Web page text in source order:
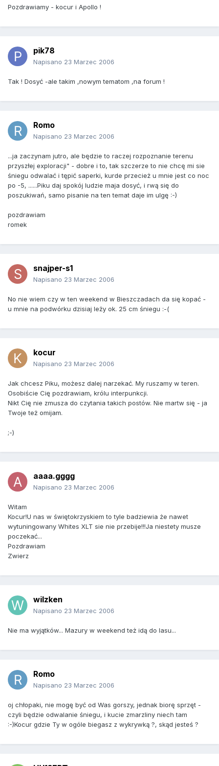
Pozdrawiamy - kocur i Apollo !
pik78
Napisano 23 Marzec 2006
Tak ! Dosyć -ale takim ,nowym tematom ,na forum !
Romo
Napisano 23 Marzec 2006
...ja zaczynam jutro, ale będzie to raczej rozpoznanie terenu
przyszłej exploracji" - dobre i to, tak szczerze to nie chcę mi sie
śniegu odwalać i tępić saperki, kurde przecież u mnie jest co noc
po -5, ......Piku daj spokój ludzie maja dosyć, i rwą się do
poszukiwań, samo pisanie na ten temat daje im ulgę :-)
pozdrawiam
romek
snajper-s1
Napisano 23 Marzec 2006
No nie wiem czy w ten weekend w Bieszczadach da się kopać -
u mnie na podwórku dzisiaj leży ok. 25 cm śniegu :-(
kocur
Napisano 23 Marzec 2006
Jak chcesz Piku, możesz dalej narzekać. My ruszamy w teren.
Osobiście Cię pozdrawiam, królu interpunkcji.
Nikt Cię nie zmusza do czytania takich postów. Nie martw się - ja
Twoje też omijam.
;-)
aaaa.gggg
Napisano 23 Marzec 2006
Witam
Kocur!U nas w świętokrzyskiem to tyle badziewia że nawet
wytuningowany Whites XLT sie nie przebije!!!Ja niestety musze
poczekać...
Pozdrawiam
Zwierz
wilzken
Napisano 23 Marzec 2006
Nie ma wyjątków... Mazury w weekend też idą do lasu...
Romo
Napisano 23 Marzec 2006
oj chłopaki, nie mogę być od Was gorszy, jednak biorę sprzęt -
czyli będzie odwalanie śniegu, i kucie zmarzliny niech tam
:-)Kocur gdzie Ty w ogóle biegasz z wykrywką ?, skąd jesteś ?